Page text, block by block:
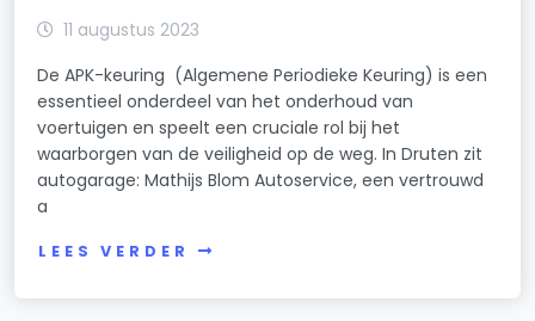
11 augustus 2023
De APK-keuring (Algemene Periodieke Keuring) is een
essentieel onderdeel van het onderhoud van
voertuigen en speelt een cruciale rol bij het
waarborgen van de veiligheid op de weg. In Druten zit
autogarage: Mathijs Blom Autoservice, een vertrouwd
a
LEES VERDER